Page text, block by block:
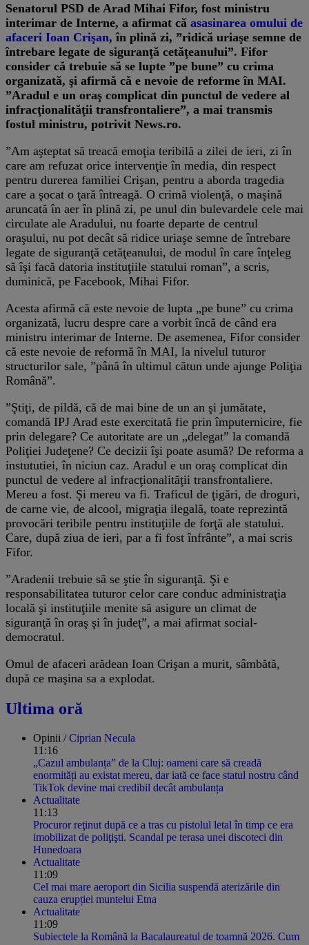
Senatorul PSD de Arad Mihai Fifor, fost ministru
interimar de Interne, a afirmat că asasinarea omului de
afaceri Ioan Crişan, în plină zi, ”ridică uriaşe semne de
întrebare legate de siguranţă cetăţeanului”. Fifor
consider că trebuie să se lupte ”pe bune” cu crima
organizată, şi afirmă că e nevoie de reforme în MAI.
”Aradul e un oraş complicat din punctul de vedere al
infracţionalităţii transfrontaliere”, a mai transmis
fostul ministru, potrivit News.ro.
”Am aşteptat să treacă emoţia teribilă a zilei de ieri, zi în
care am refuzat orice intervenţie în media, din respect
pentru durerea familiei Crişan, pentru a aborda tragedia
care a şocat o ţară întreagă. O crimă violenţă, o maşină
aruncată în aer în plină zi, pe unul din bulevardele cele mai
circulate ale Aradului, nu foarte departe de centrul
oraşului, nu pot decât să ridice uriaşe semne de întrebare
legate de siguranţă cetăţeanului, de modul în care înţeleg
să îşi facă datoria instituţiile statului roman”, a scris,
duminică, pe Facebook, Mihai Fifor.
Acesta afirmă că este nevoie de lupta „pe bune” cu crima
organizată, lucru despre care a vorbit încă de când era
ministru interimar de Interne. De asemenea, Fifor consider
că este nevoie de reformă în MAI, la nivelul tuturor
structurilor sale, ”până în ultimul cătun unde ajunge Poliţia
Română”.
”Ştiţi, de pildă, că de mai bine de un an şi jumătate,
comandă IPJ Arad este exercitată fie prin împuternicire, fie
prin delegare? Ce autoritate are un „delegat” la comandă
Poliţiei Judeţene? Ce decizii îşi poate asumă? De reforma a
instututiei, în niciun caz. Aradul e un oraş complicat din
punctul de vedere al infracţionalităţii transfrontaliere.
Mereu a fost. Şi mereu va fi. Traficul de ţigări, de droguri,
de carne vie, de alcool, migraţia ilegală, toate reprezintă
provocări teribile pentru instituţiile de forţă ale statului.
Care, după ziua de ieri, par a fi fost înfrânte”, a mai scris
Fifor.
”Aradenii trebuie să se ştie în siguranţă. Şi e
responsabilitatea tuturor celor care conduc administraţia
locală şi instituţiile menite să asigure un climat de
siguranţă în oraş şi în judeţ”, a mai afirmat social-
democratul.
Omul de afaceri arădean Ioan Crişan a murit, sâmbătă,
după ce maşina sa a explodat.
Ultima oră
Opinii /Ciprian Necula
11:16
„Cazul ambulanța” de la Cluj: oameni care să creadă
enormități au existat mereu, dar iată ce face statul nostru când
TikTok devine mai credibil decât ambulanța
Actualitate
11:13
Procuror reţinut după ce a tras cu pistolul letal în timp ce era
imobilizat de poliţişti. Scandal pe terasa unei discoteci din
Hunedoara
Actualitate
11:09
Cel mai mare aeroport din Sicilia suspendă aterizările din
cauza erupției muntelui Etna
Actualitate
11:09
Subiectele la Română la Bacalaureatul de toamnă 2026. Cum